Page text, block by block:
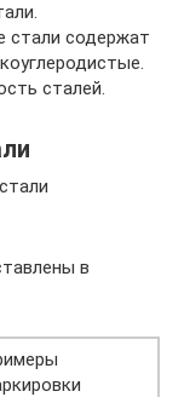
стали содержат
сталей.
в